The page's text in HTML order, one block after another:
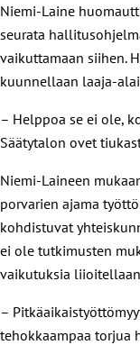
Niemi-Laine
seurata
vaikuttamaan siihen.
kuunnellaan laaja-
– Helppoa se ei ole,
Säätytalon ovet
Niemi-Laineen
porvarien ajama
kohdistuvat
ei ole tutkimusten
vaikutuksia
–
tehokkaampaa torjua